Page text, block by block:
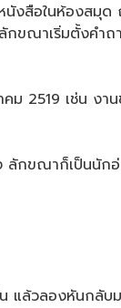
งสือในห้องส
าเริ่มตั้งคำถ
2519 เช่น ง
ลักขณาก็เป็นนั
ล้วลองหันกลับ